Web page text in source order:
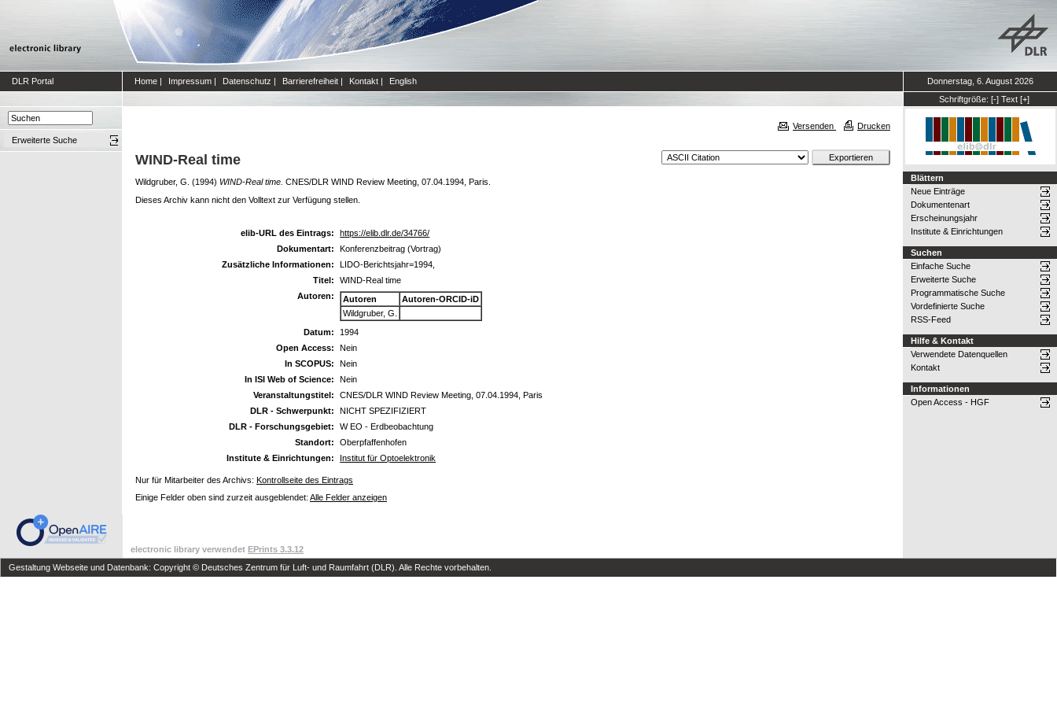
DLR Portal Home | Impressum | Datenschutz | Barrierefreiheit | Kontakt | English
Donnerstag, 6. August 2026
Schriftgröße: [-] Text [+]
Erweiterte Suche
Versenden Drucken
WIND-Real time
Wildgruber, G. (1994) WIND-Real time. CNES/DLR WIND Review Meeting, 07.04.1994, Paris.
Dieses Archiv kann nicht den Volltext zur Verfügung stellen.
elib-URL des Eintrags:
https://elib.dlr.de/34766/
Dokumentart:
Konferenzbeitrag (Vortrag)
Zusätzliche Informationen:
LIDO-Berichtsjahr=1994,
Titel:
WIND-Real time
Autoren:
Autoren
Autoren-ORCID-iD
Wildgruber, G.
Datum:
1994
Open Access:
Nein
In SCOPUS:
Nein
In ISI Web of Science:
Nein
Veranstaltungstitel:
CNES/DLR WIND Review Meeting, 07.04.1994, Paris
DLR - Schwerpunkt:
NICHT SPEZIFIZIERT
DLR - Forschungsgebiet:
W EO - Erdbeobachtung
Standort:
Oberpfaffenhofen
Institute & Einrichtungen:
Institut für Optoelektronik
Nur für Mitarbeiter des Archivs: Kontrollseite des Eintrags
Einige Felder oben sind zurzeit ausgeblendet: Alle Felder anzeigen
Blättern
Neue Einträge
Dokumentenart
Erscheinungsjahr
Institute & Einrichtungen
Suchen
Einfache Suche
Erweiterte Suche
Programmatische Suche
Vordefinierte Suche
RSS-Feed
Hilfe & Kontakt
Verwendete Datenquellen
Kontakt
Informationen
Open Access - HGF
electronic library verwendet EPrints 3.3.12
Gestaltung Webseite und Datenbank: Copyright © Deutsches Zentrum für Luft- und Raumfahrt (DLR). Alle Rechte vorbehalten.